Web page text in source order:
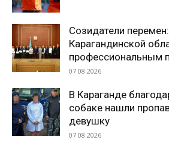
Созидатели
Карагандинской
профессиональным
07.08.2026
В Караганде
собаке нашли
девушку
07.08.2026